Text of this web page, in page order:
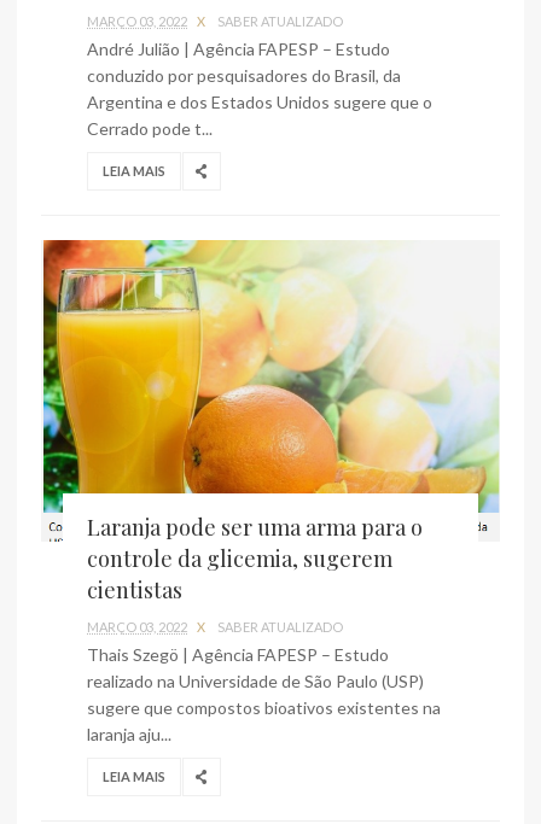
MARÇO 03, 2022 X SABER ATUALIZADO
André Julião | Agência FAPESP – Estudo
conduzido por pesquisadores do Brasil, da
Argentina e dos Estados Unidos sugere que o
Cerrado pode t...
LEIA MAIS
Laranja pode ser uma arma para o
controle da glicemia, sugerem
cientistas
MARÇO 03, 2022 X SABER ATUALIZADO
Thais Szegö | Agência FAPESP – Estudo
realizado na Universidade de São Paulo (USP)
sugere que compostos bioativos existentes na
laranja aju...
LEIA MAIS